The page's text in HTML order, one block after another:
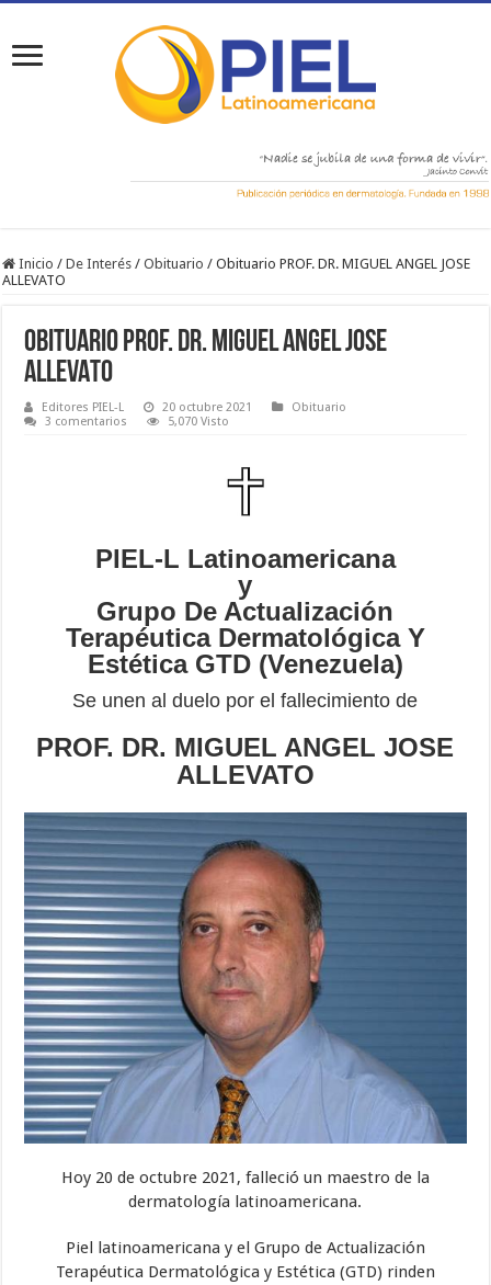
Inicio / De Interés / Obituario / Obituario PROF. DR. MIGUEL ANGEL JOSE
ALLEVATO
Obituario PROF. DR. MIGUEL ANGEL JOSE
ALLEVATO
Editores PIEL-L 20 octubre 2021
Obituario
3 comentarios
5,070 Visto
PIEL-L Latinoamericana
y
Grupo De Actualización
Terapéutica Dermatológica Y
Estética GTD (Venezuela)
Se unen al duelo por el fallecimiento de
PROF. DR. MIGUEL ANGEL JOSE
ALLEVATO
Hoy 20 de octubre 2021, falleció un maestro de la
dermatología latinoamericana.
Piel latinoamericana y el Grupo de Actualización
Terapéutica Dermatológica y Estética (GTD) rinden